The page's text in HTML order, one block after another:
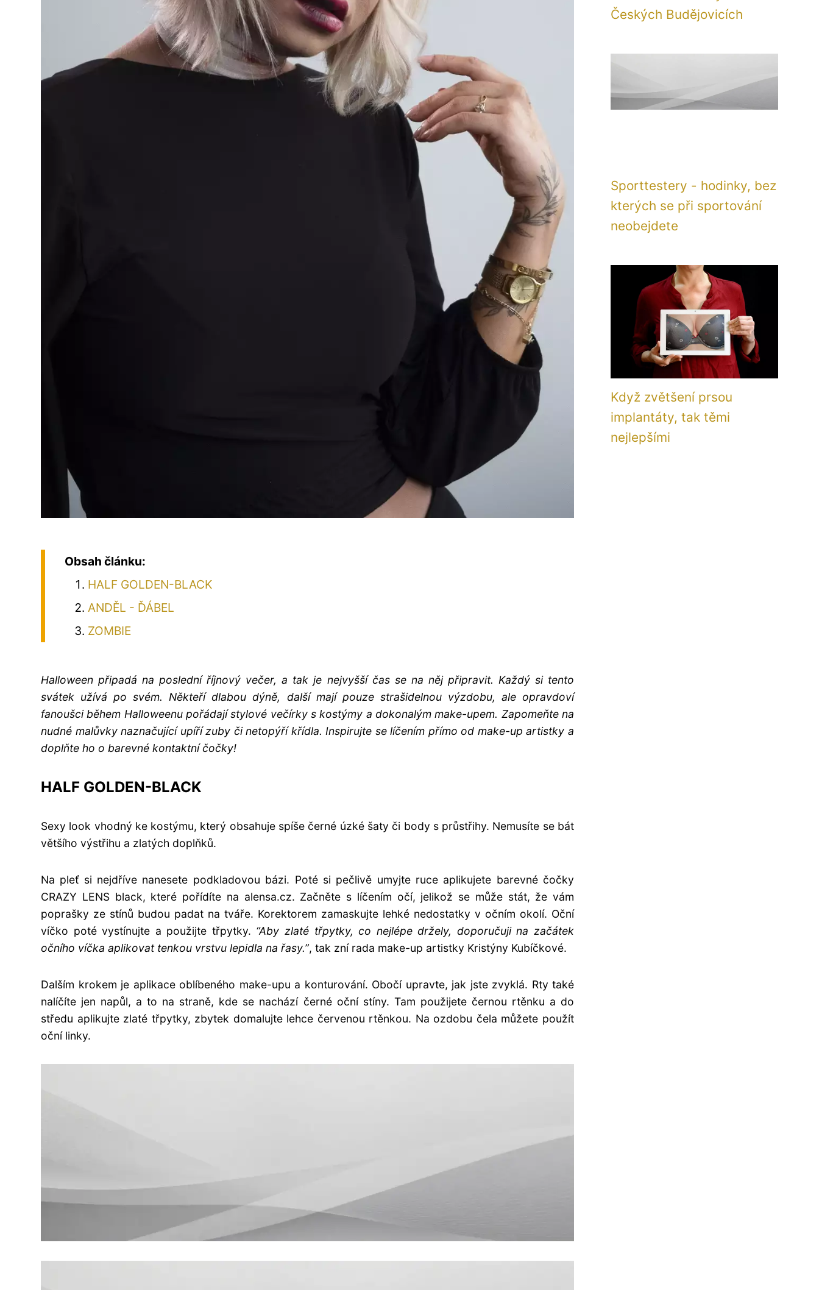
Obsah článku:
HALF GOLDEN-BLACK
ANDĚL - ĎÁBEL
ZOMBIE
Halloween připadá na poslední říjnový večer, a tak je nejvyšší čas se na něj připravit. Každý si tento
svátek užívá po svém. Někteří dlabou dýně, další mají pouze strašidelnou výzdobu, ale opravdoví
fanoušci během Halloweenu pořádají stylové večírky s kostýmy a dokonalým make-upem. Zapomeňte na
nudné malůvky naznačující upíří zuby či netopýří křídla. Inspirujte se líčením přímo od make-up artistky a
doplňte ho o barevné kontaktní čočky!
HALF GOLDEN-BLACK
Sexy look vhodný ke kostýmu, který obsahuje spíše černé úzké šaty či body s průstřihy. Nemusíte se bát
většího výstřihu a zlatých doplňků.
Na pleť si nejdříve nanesete podkladovou bázi. Poté si pečlivě umyjte ruce aplikujete barevné čočky
CRAZY LENS black, které pořídíte na alensa.cz. Začněte s líčením očí, jelikož se může stát, že vám
poprašky ze stínů budou padat na tváře. Korektorem zamaskujte lehké nedostatky v očním okolí. Oční
víčko poté vystínujte a použijte třpytky. “Aby zlaté třpytky, co nejlépe držely, doporučuji na začátek
očního víčka aplikovat tenkou vrstvu lepidla na řasy.”, tak zní rada make-up artistky Kristýny Kubíčkové.
Dalším krokem je aplikace oblíbeného make-upu a konturování. Obočí upravte, jak jste zvyklá. Rty také
nalíčíte jen napůl, a to na straně, kde se nachází černé oční stíny. Tam použijete černou rtěnku a do
středu aplikujte zlaté třpytky, zbytek domalujte lehce červenou rtěnkou. Na ozdobu čela můžete použít
oční linky.
Českých Budějovicích
Sporttestery - hodinky, bez
kterých se při sportování
neobejdete
Když zvětšení prsou
implantáty, tak těmi
nejlepšími